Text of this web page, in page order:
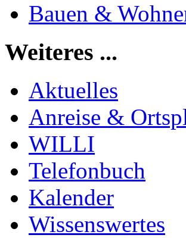
Bauen &
Weiteres ...
Aktuelles
Anreise &
WILLI
Telefonbuch
Kalender
Wissenswertes